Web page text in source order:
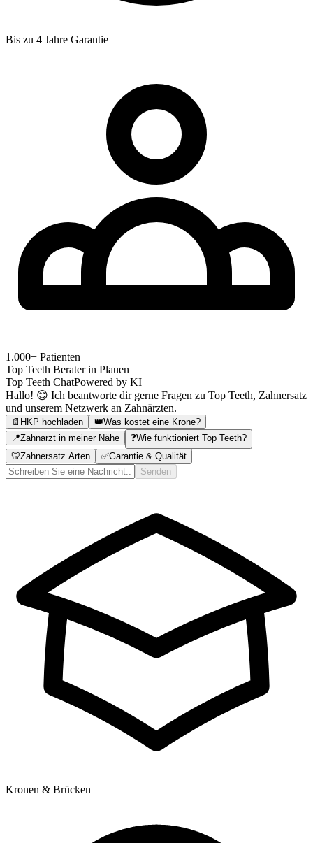
Bis zu 4 Jahre Garantie
1.000+ Patienten
Top Teeth Berater in Plauen
Top Teeth ChatPowered by KI
Hallo! 😊 Ich beantworte dir gerne Fragen zu Top Teeth, Zahnersatz
und unserem Netzwerk an Zahnärzten.
📄 HKP hochladen 👑Was kostet eine Krone?
📍Zahnarzt in meiner Nähe ❓Wie funktioniert Top Teeth?
🦷Zahnersatz Arten ✅Garantie & Qualität
Senden
Kronen & Brücken